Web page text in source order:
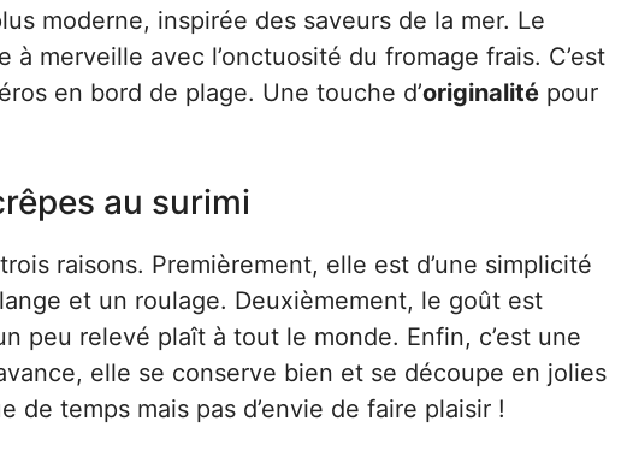
moderne, inspirée des saveurs de la mer. Le
merveille avec l’onctuosité du fromage frais. C’est
en bord de plage. Une touche d’originalité pour
au surimi
raisons. Premièrement, elle est d’une simplicité
et un roulage. Deuxièmement, le goût est
peu relevé plaît à tout le monde. Enfin, c’est une
elle se conserve bien et se découpe en jolies
de temps mais pas d’envie de faire plaisir !